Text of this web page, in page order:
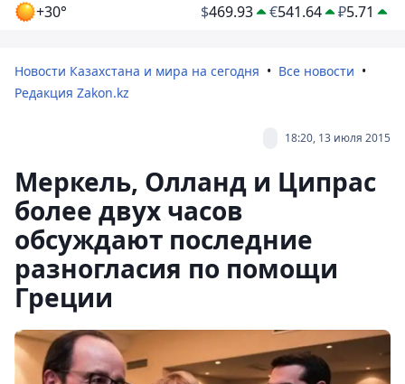
+30° $469.93 €541.64 ₽5.71
Новости Казахстана и мира на сегодня
Все новости
Редакция Zakon.kz
18:20, 13 июля 2015
Меркель, Олланд и Ципрас
более двух часов
обсуждают последние
разногласия по помощи
Греции